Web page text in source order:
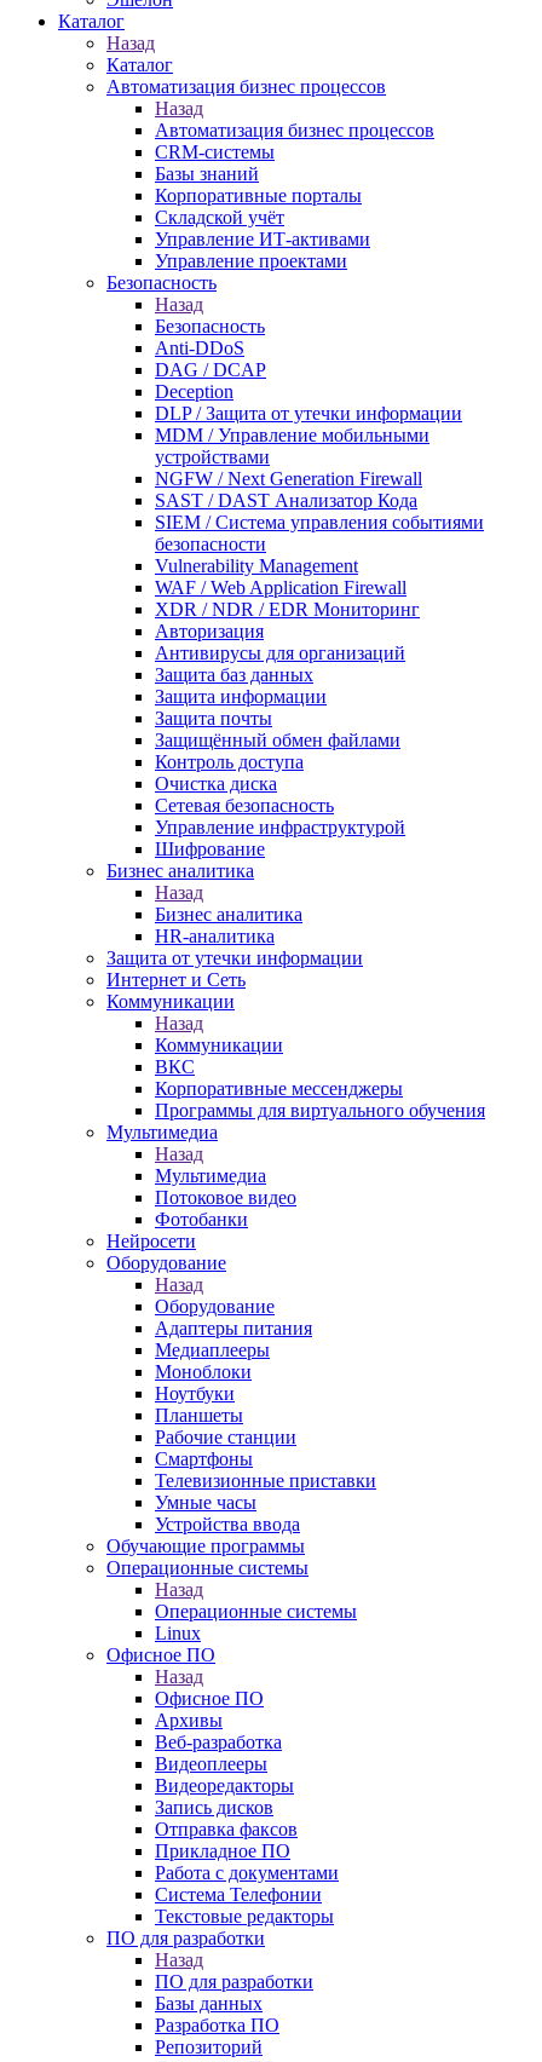
Каталог
Назад
Каталог
Автоматизация бизнес процессов
Назад
Автоматизация бизнес процессов
CRM-системы
Базы знаний
Корпоративные порталы
Складской учёт
Управление ИТ-активами
Управление проектами
Безопасность
Назад
Безопасность
Anti-DDoS
DAG / DCAP
Deception
DLP / Защита от утечки информации
MDM / Управление мобильными
устройствами
NGFW / Next Generation Firewall
SAST / DAST Анализатор Кода
SIEM / Система управления событиями
безопасности
Vulnerability Management
WAF / Web Application Firewall
XDR / NDR / EDR Мониторинг
Авторизация
Антивирусы для организаций
Защита баз данных
Защита информации
Защита почты
Защищённый обмен файлами
Контроль доступа
Очистка диска
Сетевая безопасность
Управление инфраструктурой
Шифрование
Бизнес аналитика
Назад
Бизнес аналитика
HR-аналитика
Защита от утечки информации
Интернет и Сеть
Коммуникации
Назад
Коммуникации
ВКС
Корпоративные мессенджеры
Программы для виртуального обучения
Мультимедиа
Назад
Мультимедиа
Потоковое видео
Фотобанки
Нейросети
Оборудование
Назад
Оборудование
Адаптеры питания
Медиаплееры
Моноблоки
Ноутбуки
Планшеты
Рабочие станции
Смартфоны
Телевизионные приставки
Умные часы
Устройства ввода
Обучающие программы
Операционные системы
Назад
Операционные системы
Linux
Офисное ПО
Назад
Офисное ПО
Архивы
Веб-разработка
Видеоплееры
Видеоредакторы
Запись дисков
Отправка факсов
Прикладное ПО
Работа с документами
Система Телефонии
Текстовые редакторы
ПО для разработки
Назад
ПО для разработки
Базы данных
Разработка ПО
Репозиторий